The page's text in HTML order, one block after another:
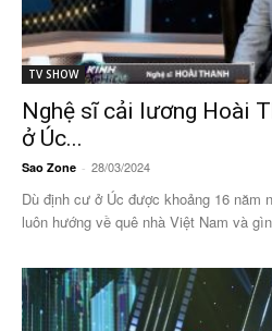
TV SHOW
Nghệ sĩ cải lương Hoài
ở Úc...
Sao Zone - 28/03/2024
Dù định cư ở Úc được khoảng 16 năm
luôn hướng về quê nhà Việt Nam và